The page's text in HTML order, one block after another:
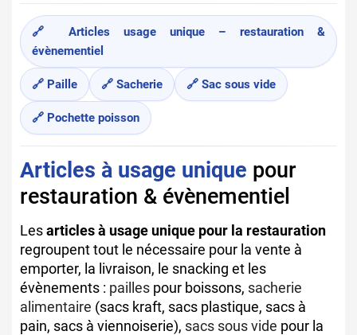
🔗 Articles usage unique – restauration &
évènementiel
🔗 Paille 🔗 Sacherie 🔗 Sac sous vide
🔗 Pochette poisson
Articles à usage unique pour
restauration & évènementiel
Lesarticles à usage unique pour la restauration
regroupent tout le nécessaire pour la vente à
emporter, la livraison, le snacking et les
évènements : pailles pour boissons, sacherie
alimentaire (sacs kraft, sacs plastique, sacs à
pain, sacs à viennoiserie), sacs sous vide pour la